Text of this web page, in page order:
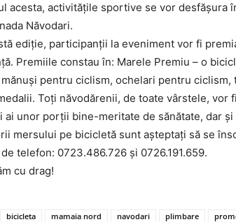
acesta, activitățile sportive se vor desfășura
Năvodari.
ediție, participanții la eveniment vor fi
Premiile constau în: Marele Premiu – o
pentru ciclism, ochelari pentru
Toți năvodărenii, de toate vârstele, vor
ai unor porții bine-meritate de sănătate, dar
mersului pe bicicletă sunt așteptați să se
telefon: 0723.486.726 și 0726.191.659.
cu drag!
bicicleta mamaia nord navodari plimbare